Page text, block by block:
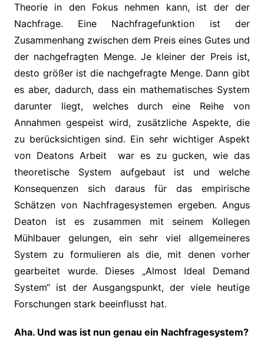
Theorie in den Fokus nehmen kann, ist der der
Nachfrage. Eine Nachfragefunktion ist der
Zusammenhang zwischen dem Preis eines Gutes und
der nachgefragten Menge. Je kleiner der Preis ist,
desto größer ist die nachgefragte Menge. Dann gibt
es aber, dadurch, dass ein mathematisches System
darunter liegt, welches durch eine Reihe von
Annahmen gespeist wird, zusätzliche Aspekte, die
zu berücksichtigen sind. Ein sehr wichtiger Aspekt
von Deatons Arbeit war es zu gucken, wie das
theoretische System aufgebaut ist und welche
Konsequenzen sich daraus für das empirische
Schätzen von Nachfragesystemen ergeben. Angus
Deaton ist es zusammen mit seinem Kollegen
Mühlbauer gelungen, ein sehr viel allgemeineres
System zu formulieren als die, mit denen vorher
gearbeitet wurde. Dieses „Almost Ideal Demand
System“ ist der Ausgangspunkt, der viele heutige
Forschungen stark beeinflusst hat.
Aha. Und was ist nun genau ein Nachfragesystem?